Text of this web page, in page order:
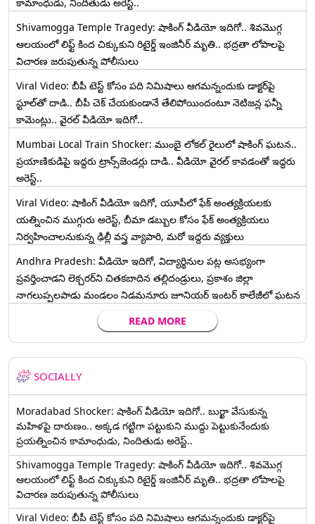
Shivamogga Temple Tragedy: షాకింగ్ వీడియో ఇదిగో.. శివమొగ్గ
ఆలయంలో లిఫ్ట్ కింద చిక్కుకుని రిటైర్డ్ ఇంజినీర్ మృతి.. భద్రతా లోపాలపై
విచారణ జరుపుతున్న పోలీసులు
Viral Video: బీపీ టెస్ట్‌ కోసం పది నిమిషాలు ఆగమన్నందుకు డాక్టర్‌పై
స్టూల్‌తో దాడి.. బీపీ చెక్ చేయకుండానే తేలిపోయిందంటూ నెటిజన్ల ఫన్నీ
కామెంట్లు.. వైరల్ వీడియో ఇదిగో..
Mumbai Local Train Shocker: ముంబై లోకల్ రైలులో షాకింగ్ ఘటన..
ప్రయాణికుడిపై ఇద్దరు ట్రాన్స్‌జెండర్లు దాడి.. వీడియో వైరల్ కావడంతో ఇద్దరు
అరెస్ట్..
Viral Video: షాకింగ్ వీడియో ఇదిగో, యూపీలో ఫేక్ అంత్యక్రియలకు
యత్నించిన ముగ్గురు అరెస్ట్, బీమా డబ్బుల కోసం ఫేక్ అంత్యక్రియలు
నిర్వహించాలనుకున్న ఢిల్లీ వస్త్ర వ్యాపారి, మరో ఇద్దరు వ్యక్తులు
Andhra Pradesh: వీడియో ఇదిగో, విద్యార్థినుల పట్ల అసభ్యంగా
ప్రవర్తించాడని లెక్చ‌ర‌ర్‌ని చిత‌క‌బాదిన త‌ల్లిదండ్రులు, ప్రకాశం జిల్లా
నాగలుప్పలపాడు మండలం నిడమనూరు జూనియర్ ఇంటర్ కాలేజీలో ఘటన
READ MORE
SOCIALLY
Moradabad Shocker: షాకింగ్ వీడియో ఇదిగో.. బుర్ఖా వేసుకున్న
మహిళపై దారుణం.. అక్కడ గట్టిగా పట్టుకుని ముద్దు పెట్టుకునేందుకు
ప్రయత్నించిన కామాంధుడు, నిందితుడు అరెస్ట్..
Shivamogga Temple Tragedy: షాకింగ్ వీడియో ఇదిగో.. శివమొగ్గ
ఆలయంలో లిఫ్ట్ కింద చిక్కుకుని రిటైర్డ్ ఇంజినీర్ మృతి.. భద్రతా లోపాలపై
విచారణ జరుపుతున్న పోలీసులు
Viral Video: బీపీ టెస్ట్‌ కోసం పది నిమిషాలు ఆగమన్నందుకు డాక్టర్‌పై